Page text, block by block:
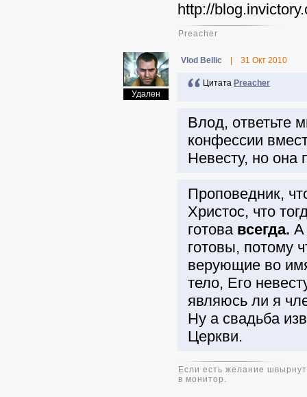
http://
Preacher
Удален
Vlod Bellic 31 Окт 2010
Цитата Preacher
Влод, ответьте
конфессии
Невесту, но она
Проповедник,
Христос, что
готова всегда. А
готовы, потому
верующие во
тело, Его
являюсь ли я
Ну а свадьба
Церкви.
Если есть желание
в монитор.